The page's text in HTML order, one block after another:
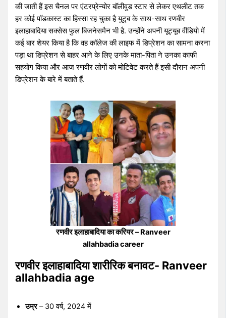
की जाती हैं इस चैनल पर एंटरप्रेन्योर बॉलीवुड स्टार से लेकर एथलीट तक
हर कोई पॉडकास्ट का हिस्सा रह चुका है युटुब के साथ-साथ रणवीर
इलाहाबादिया सक्सेस फुल बिजनेसमैन भी है. उन्होंने अपनी यूट्यूब वीडियो में
कई बार शेयर किया है कि वह कॉलेज की लाइफ में डिप्रेशन का सामना करना
पड़ा था डिप्रेशन से बाहर आने के लिए उनके माता-पिता ने उनका काफी
सहयोग किया और आज रणवीर लोगों को मोटिवेट करते हैं इसी दौरान अपनी
डिप्रेशन के बारे में बताते हैं.
रणवीर इलाहाबादिया का करियर – Ranveer
allahbadia career
रणवीर इलाहाबादिया शारीरिक बनावट- Ranveer
allahbadia age
उम्र– 30 वर्ष, 2024 में